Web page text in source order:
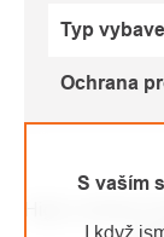
S vaším
I když
Typ
Ochrana